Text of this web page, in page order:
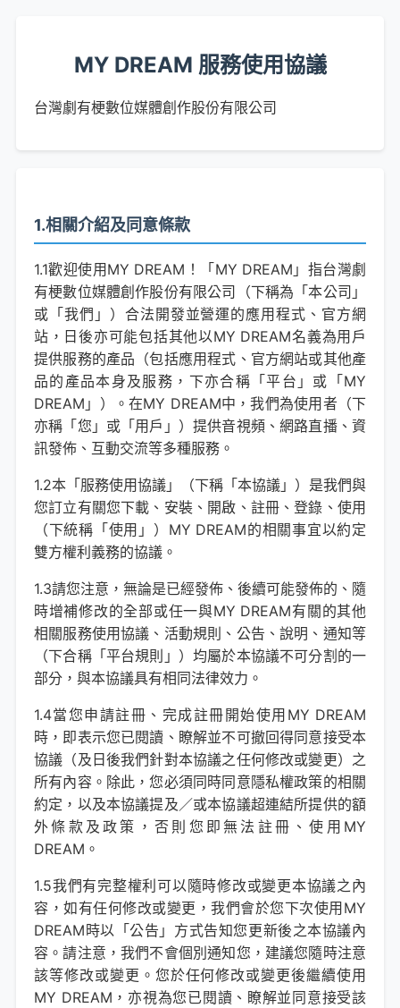
MY DREAM 服務使用協議
台灣劇有梗數位媒體創作股份有限公司
1.相關介紹及同意條款
1.1歡迎使用MY DREAM！「MY DREAM」指台灣劇
有梗數位媒體創作股份有限公司（下稱為「本公司」
或「我們」）合法開發並營運的應用程式、官方網
站，日後亦可能包括其他以MY DREAM名義為用戶
提供服務的產品（包括應用程式、官方網站或其他產
品的產品本身及服務，下亦合稱「平台」或「MY
DREAM」）。在MY DREAM中，我們為使用者（下
亦稱「您」或「用戶」）提供音視頻、網路直播、資
訊發佈、互動交流等多種服務。
1.2本「服務使用協議」（下稱「本協議」）是我們與
您訂立有關您下載、安裝、開啟、註冊、登錄、使用
（下統稱「使用」）MY DREAM的相關事宜以約定
雙方權利義務的協議。
1.3請您注意，無論是已經發佈、後續可能發佈的、隨
時增補修改的全部或任一與MY DREAM有關的其他
相關服務使用協議、活動規則、公告、說明、通知等
（下合稱「平台規則」）均屬於本協議不可分割的一
部分，與本協議具有相同法律效力。
1.4當您申請註冊、完成註冊開始使用MY DREAM
時，即表示您已閱讀、瞭解並不可撤回得同意接受本
協議（及日後我們針對本協議之任何修改或變更）之
所有內容。除此，您必須同時同意隱私權政策的相關
約定，以及本協議提及／或本協議超連結所提供的額
外條款及政策，否則您即無法註冊、使用MY
DREAM。
1.5我們有完整權利可以隨時修改或變更本協議之內
容，如有任何修改或變更，我們會於您下次使用MY
DREAM時以「公告」方式告知您更新後之本協議內
容。請注意，我們不會個別通知您，建議您隨時注意
該等修改或變更。您於任何修改或變更後繼續使用
MY DREAM，亦視為您已閱讀、瞭解並同意接受該